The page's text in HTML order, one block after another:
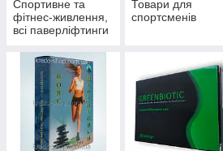
Спортивне та
фітнес-живлення,
всі паверліфтинги
тренажери, одяг
Товари для
спортсменів